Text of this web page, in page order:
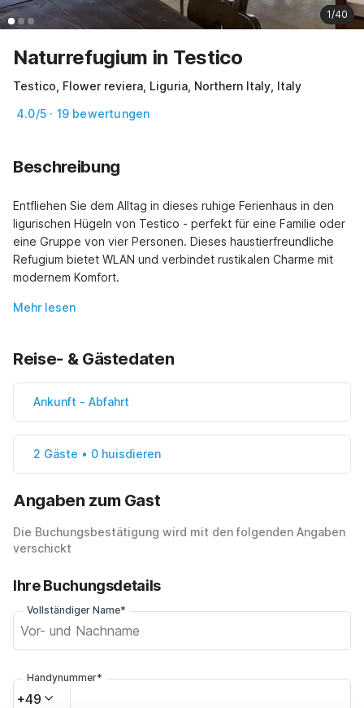
1/40
Naturrefugium in Testico
Testico, Flower reviera, Liguria, Northern Italy, Italy
4.0/5 · 19 bewertungen
Beschreibung
Entfliehen Sie dem Alltag in dieses ruhige Ferienhaus in den
ligurischen Hügeln von Testico - perfekt für eine Familie oder
eine Gruppe von vier Personen. Dieses haustierfreundliche
Refugium bietet WLAN und verbindet rustikalen Charme mit
modernem Komfort.
Mehr lesen
Reise- & Gästedaten
Ankunft - Abfahrt
2 Gäste • 0 huisdieren
Angaben zum Gast
Die Buchungsbestätigung wird mit den folgenden Angaben
verschickt
Ihre Buchungsdetails
Vollständiger Name*
Handynummer*
+49